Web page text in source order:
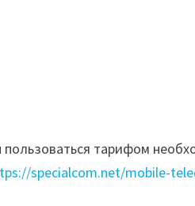
тарифом
specialcom.net/mobile-